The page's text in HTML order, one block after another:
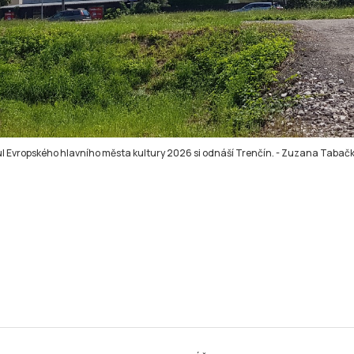
Evropského hlavního města kultury 2026 si odnáší Trenčín.-Zuzana